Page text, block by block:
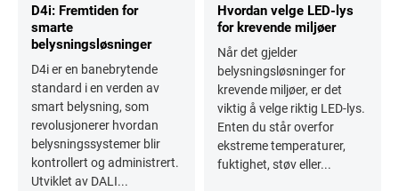
D4i: Fremtiden for
smarte
belysningsløsninger
D4i er en banebrytende
standard i en verden av
smart belysning, som
revolusjonerer hvordan
belysningssystemer blir
kontrollert og administrert.
Utviklet av DALI...
Hvordan velge LED-lys
for krevende miljøer
Når det gjelder
belysningsløsninger for
krevende miljøer, er det
viktig å velge riktig LED-lys.
Enten du står overfor
ekstreme temperaturer,
fuktighet, støv eller...